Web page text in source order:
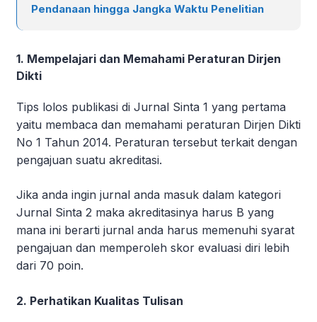
Pendanaan hingga Jangka Waktu Penelitian
1. Mempelajari dan Memahami Peraturan Dirjen
Dikti
Tips lolos publikasi di Jurnal Sinta 1 yang pertama
yaitu membaca dan memahami peraturan Dirjen Dikti
No 1 Tahun 2014. Peraturan tersebut terkait dengan
pengajuan suatu akreditasi.
Jika anda ingin jurnal anda masuk dalam kategori
Jurnal Sinta 2 maka akreditasinya harus B yang
mana ini berarti jurnal anda harus memenuhi syarat
pengajuan dan memperoleh skor evaluasi diri lebih
dari 70 poin.
2. Perhatikan Kualitas Tulisan